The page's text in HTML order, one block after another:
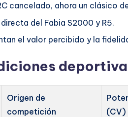
cancelado, ahora un clásico
del Fabia S2000 y R5.
el valor percibido y la
Origen de
competición
(CV)